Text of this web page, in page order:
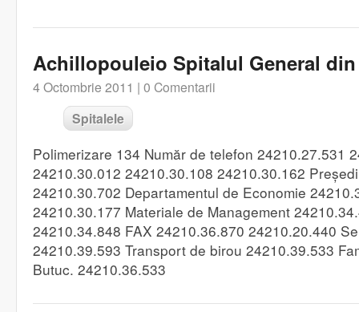
Achillopouleio Spitalul General
4 Octombrie 2011 | 0 Comentarii
Spitalele
Polimerizare 134 Număr de telefon 24210.27.531
24210.30.012 24210.30.108 24210.30.162
24210.30.702 Departamentul de Economie
24210.30.177 Materiale de Management
24210.34.848 FAX 24210.36.870 24210.20.440
24210.39.593 Transport de birou 24210.39.533
Butuc. 24210.36.533